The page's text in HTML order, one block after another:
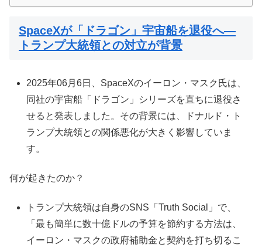
SpaceXが「ドラゴン」宇宙船を退役へ―
トランプ大統領との対立が背景
2025年06月6日、SpaceXのイーロン・マスク氏は、
同社の宇宙船「ドラゴン」シリーズを直ちに退役さ
せると発表しました。その背景には、ドナルド・ト
ランプ大統領との関係悪化が大きく影響していま
す。
何が起きたのか？
トランプ大統領は自身のSNS「Truth Social」で、
「最も簡単に数十億ドルの予算を節約する方法は、
イーロン・マスクの政府補助金と契約を打ち切るこ